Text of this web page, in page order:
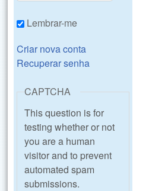
Lembrar-me
Criar nova conta
Recuperar senha
CAPTCHA
This question is for
testing whether or not
you are a human
visitor and to prevent
automated spam
submissions.